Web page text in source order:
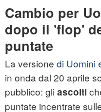
Cambio per
dopo il 'flop'
puntate
La versione di Uomini
in onda dal 20 aprile
pubblico: gli ascolti
puntate incentrate